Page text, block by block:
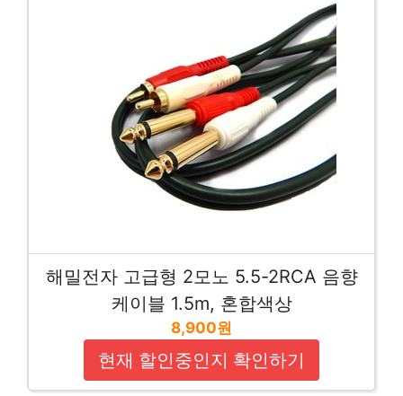
해밀전자 고급형 2모노 5.5-2RCA 음향
케이블 1.5m, 혼합색상
8,900원
현재 할인중인지 확인하기